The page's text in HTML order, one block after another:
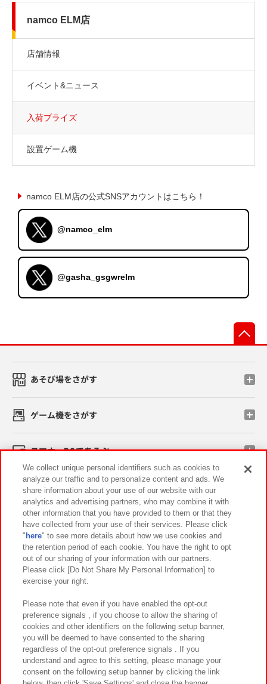
namco ELM店
店舗情報
イベント&ニュース
入荷プライズ
設置ゲーム機
namco ELM店の公式SNSアカウントはこちら！
@namco_elm
@gasha_gsgwrelm
あそび場をさがす
ゲーム機をさがす
スマホ・PCであそぶ
イベント・キャンペーン
関連会社 サステナビリティ サイトポリシー
プライバシーポリシー ウェブアクセシビリティ方針と検証結果
お取引先さまとともに
カスタマーハラスメント対応方針 よくあるご質問・お問い合わせ
We collect unique personal identifiers such as cookies to
analyze our traffic and to personalize content and ads. We
share information about your use of our website with our
analytics and advertising partners, who may combine it with
other information that you have provided to them or that they
have collected from your use of their services. Please click
" here" to see more details about how we use cookies and
the retention period of each cookie. You have the right to opt
out of our sharing of your information with our partners.
Please click [Do Not Share My Personal Information] to
exercise your right.
Please note that even if you have enabled the opt-out
preference signals , if you choose to allow the sharing of
cookies and other identifiers on the following setup banner,
you will be deemed to have consented to the sharing
regardless of the opt-out preference signals . If you
understand and agree to this setting, please manage your
consent on the following setup banner by clicking the link